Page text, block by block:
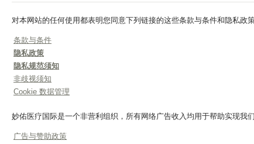
对本网站的任何使用都表明您同意下列链接的这些条款与条件和隐私政策
条款与条件
隐私政策
隐私规范须知
非歧视须知
Cookie 数据管理
妙佑医疗国际是一个非营利组织，所有网络广告收入均用于帮助实现我
广告与赞助政策